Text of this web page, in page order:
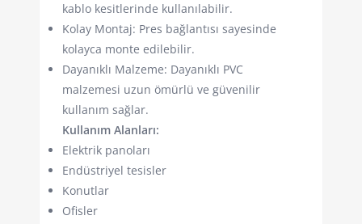
kablo kesitlerinde kullanılabilir.
Kolay Montaj: Pres bağlantısı sayesinde
kolayca monte edilebilir.
Dayanıklı Malzeme: Dayanıklı PVC
malzemesi uzun ömürlü ve güvenilir
kullanım sağlar.
Kullanım Alanları:
Elektrik panoları
Endüstriyel tesisler
Konutlar
Ofisler